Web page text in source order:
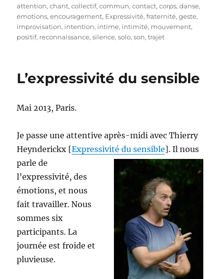
le
attention,chant,collectif,commun,contact,corps,danse,
émotions,encouragement, Expressivité,fraternité,geste,
improvisation, intention, intime, intimité, mouvement,
positif, reconnaissance,silence,solo,son,trajet
L’expressivité du sensible
Mai 2013, Paris.
Je passe une attentive après-midi avec Thierry
Heynderickx [Expressivité du sensible].Il nous
parle de
l’expressivité, des
émotions, et nous
fait travailler. Nous
sommes six
participants. La
journée est froide et
pluvieuse.